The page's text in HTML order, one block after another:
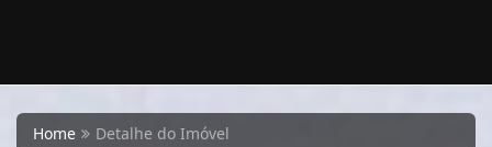
Home Detalhe do Imóvel